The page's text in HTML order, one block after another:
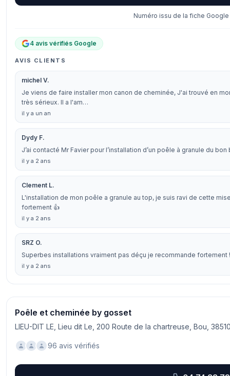
Numéro issu de la fiche
4 avis vérifiés Google
AVIS CLIENTS
michel V.
Je viens de faire installer mon canon de cheminée, J'ai trouvé en
très sérieux. Il a l'am…
il y a un an
Dydy F.
J’ai contacté Mr Favier pour l’installation d’un poêle à granule du
il y a 2 ans
Clement L.
L'installation de mon poêle a granule au top, je suis ravi de cette
fortement 👍
il y a 2 ans
SRZ O.
Superbes installations vraiment pas déçu je recommande fortement !
il y a 2 ans
Poêle et cheminée by gosset
LIEU-DIT LE, Lieu dit Le, 200 Route de la chartreuse, Bou,
96 avis vérifiés